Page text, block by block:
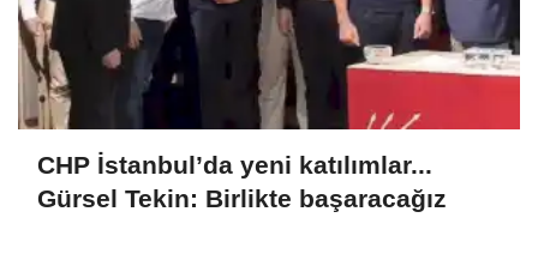
CHP İstanbul’da yeni katılımlar...
Gürsel Tekin: Birlikte başaracağız